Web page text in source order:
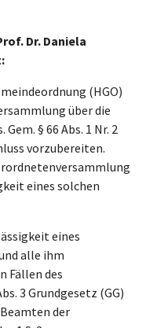
Dr. Daniela
(HGO)
über die
§ 66 Abs. 1 Nr. 2
vorzubereiten.
eines solchen
eines
alle ihm
Fällen des
3 Grundgesetz (GG)
der